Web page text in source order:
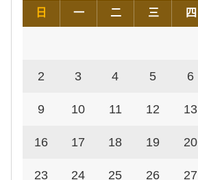
日 一 二 三 四
2 3 4 5 6
9 10 11 12 13
16 17 18 19 20
23 24 25 26 27